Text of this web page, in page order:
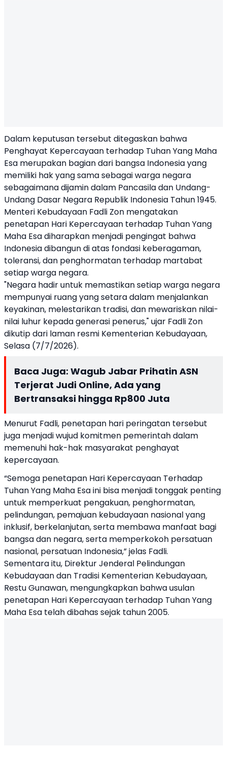
Dalam keputusan tersebut ditegaskan bahwa
Penghayat Kepercayaan terhadap Tuhan Yang Maha
Esa merupakan bagian dari bangsa Indonesia yang
memiliki hak yang sama sebagai warga negara
sebagaimana dijamin dalam Pancasila dan Undang-
Undang Dasar Negara Republik Indonesia Tahun 1945.
Menteri Kebudayaan Fadli Zon mengatakan
penetapan Hari Kepercayaan terhadap Tuhan Yang
Maha Esa diharapkan menjadi pengingat bahwa
Indonesia dibangun di atas fondasi keberagaman,
toleransi, dan penghormatan terhadap martabat
setiap warga negara.
"Negara hadir untuk memastikan setiap warga negara
mempunyai ruang yang setara dalam menjalankan
keyakinan, melestarikan tradisi, dan mewariskan nilai-
nilai luhur kepada generasi penerus," ujar Fadli Zon
dikutip dari laman resmi Kementerian Kebudayaan,
Selasa (7/7/2026).
Baca Juga: Wagub Jabar Prihatin ASN
Terjerat Judi Online, Ada yang
Bertransaksi hingga Rp800 Juta
Menurut Fadli, penetapan hari peringatan tersebut
juga menjadi wujud komitmen pemerintah dalam
memenuhi hak-hak masyarakat penghayat
kepercayaan.
“Semoga penetapan Hari Kepercayaan Terhadap
Tuhan Yang Maha Esa ini bisa menjadi tonggak penting
untuk memperkuat pengakuan, penghormatan,
pelindungan, pemajuan kebudayaan nasional yang
inklusif, berkelanjutan, serta membawa manfaat bagi
bangsa dan negara, serta memperkokoh persatuan
nasional, persatuan Indonesia,” jelas Fadli.
Sementara itu, Direktur Jenderal Pelindungan
Kebudayaan dan Tradisi Kementerian Kebudayaan,
Restu Gunawan, mengungkapkan bahwa usulan
penetapan Hari Kepercayaan terhadap Tuhan Yang
Maha Esa telah dibahas sejak tahun 2005.